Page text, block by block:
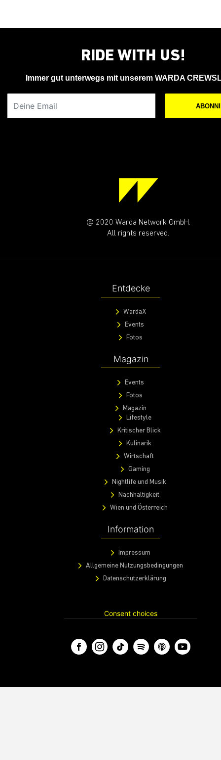
RIDE WITH US!
Immer gut unterwegs mit unserem WARDA
@ 2020 Warda Network GmbH.
All rights reserved.
Entdecke
WardaX
Events
Fotos
Magazin
Events
Fotos
Magazin
Lifestyle
Kritischer Blick
Kulinarik
Wirtschaft
Gaming
Nightlife und Musik
Nachhaltigkeit
Wien und Österreich
Information
Impressum
Allgemeine Nutzungsbedingungen
Datenschutzerklärung
Consent choices